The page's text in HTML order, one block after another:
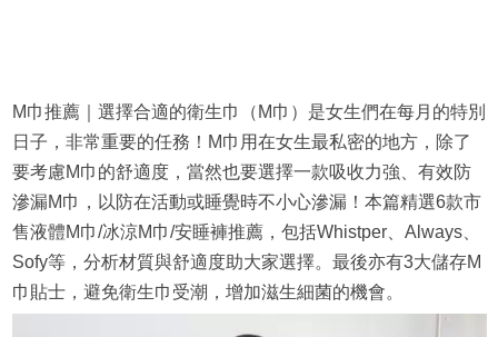
M巾推薦｜選擇合適的衛生巾（M巾）是女生們在每月的特別
日子，非常重要的任務！M巾用在女生最私密的地方，除了
要考慮M巾的舒適度，當然也要選擇一款吸收力強、有效防
滲漏M巾，以防在活動或睡覺時不小心滲漏！本篇精選6款市
售液體M巾/冰涼M巾/安睡褲推薦，包括Whistper、Always、
Sofy等，分析材質與舒適度助大家選擇。最後亦有3大儲存M
巾貼士，避免衛生巾受潮，增加滋生細菌的機會。